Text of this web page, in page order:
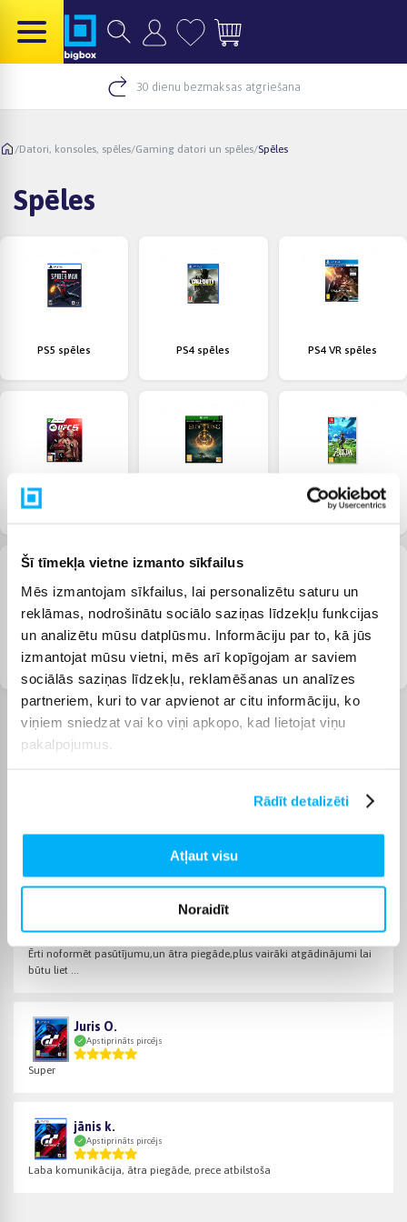
Šī tīmekļa vietne izmanto sīkfailus
Mēs izmantojam sīkfailus, lai personalizētu saturu un
reklāmas, nodrošinātu sociālo saziņas līdzekļu funkcijas
un analizētu mūsu datplūsmu. Informāciju par to, kā jūs
izmantojat mūsu vietni, mēs arī kopīgojam ar saviem
sociālās saziņas līdzekļu, reklamēšanas un analīzes
partneriem, kuri to var apvienot ar citu informāciju, ko
viņiem sniedzat vai ko viņi apkopo, kad lietojat viņu
pakalpojumus.
Rādīt detalizēti
Atļaut visu
Noraidīt
30 dienu bezmaksas atgriešana
/Datori, konsoles, spēles/Gaming datori un spēles/Spēles
Spēles
PS5 spēles PS4 spēles PS4 VR spēles
Xbox Series X/S spēles Nintendo Switch spēles
PS Plus EA Sports FC 25 NBA 2K25
Pircēju atsauksmes par precēm
Ērti noformēt pasūtījumu,un ātra piegāde,plus vairāki atgādinājumi lai
būtu liet ...
Juris O.
Apstiprināts pircējs
Super
jānis k.
Apstiprināts pircējs
Laba komunikācija, ātra piegāde, prece atbilstoša